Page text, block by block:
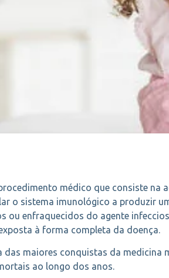
médico que consiste
o sistema imunológico a produzir
ou enfraquecidos do agente
à forma completa da doença.
das maiores conquistas da
ao longo dos anos.